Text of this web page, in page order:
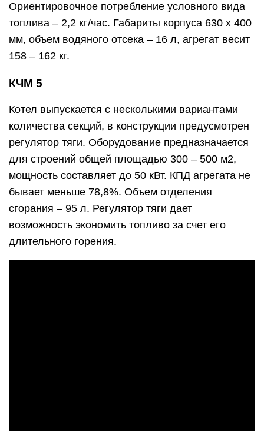
Ориентировочное потребление условного вида
топлива – 2,2 кг/час. Габариты корпуса 630 х 400
мм, объем водяного отсека – 16 л, агрегат весит
158 – 162 кг.
КЧМ 5
Котел выпускается с несколькими вариантами
количества секций, в конструкции предусмотрен
регулятор тяги. Оборудование предназначается
для строений общей площадью 300 – 500 м2,
мощность составляет до 50 кВт. КПД агрегата не
бывает меньше 78,8%. Объем отделения
сгорания – 95 л. Регулятор тяги дает
возможность экономить топливо за счет его
длительного горения.